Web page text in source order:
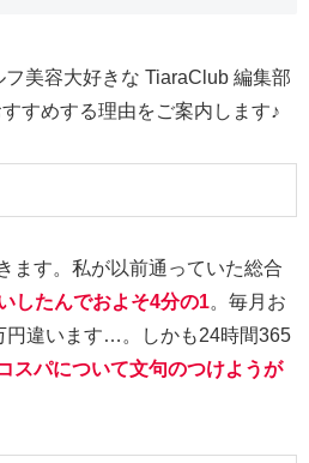
美容大好きな TiaraClub 編集部
すめする理由をご案内します♪
ます。私が以前通っていた総合
したんでおよそ4分の1。毎月お
円違います…。しかも24時間365
スパについて文句のつけようが